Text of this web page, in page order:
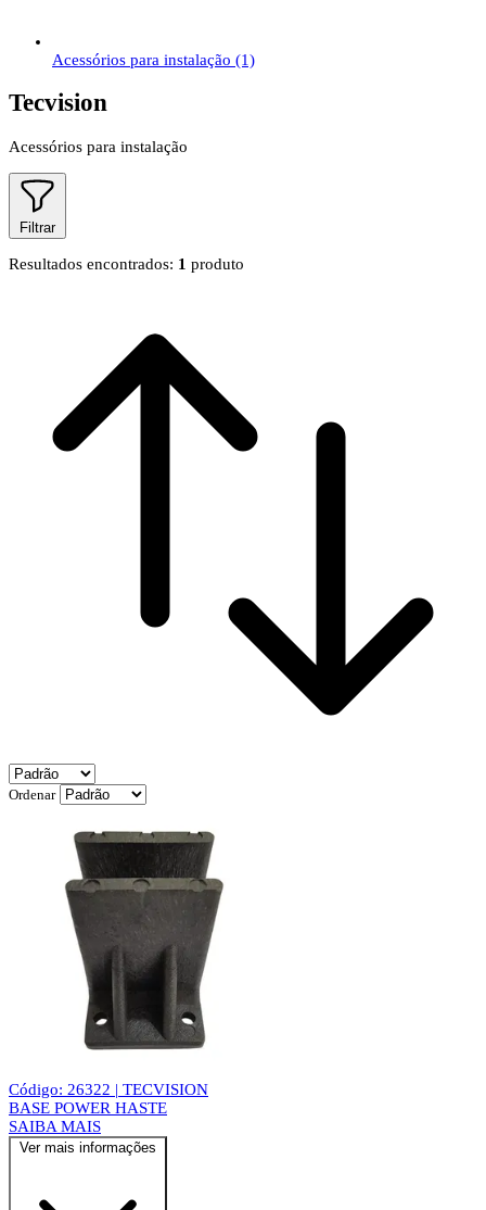
Acessórios para instalação (1)
Tecvision
Acessórios para instalação
Filtrar
Resultados encontrados: 1 produto
Ordenar
Código: 26322 | TECVISION
BASE POWER HASTE
SAIBA MAIS
Ver mais informações